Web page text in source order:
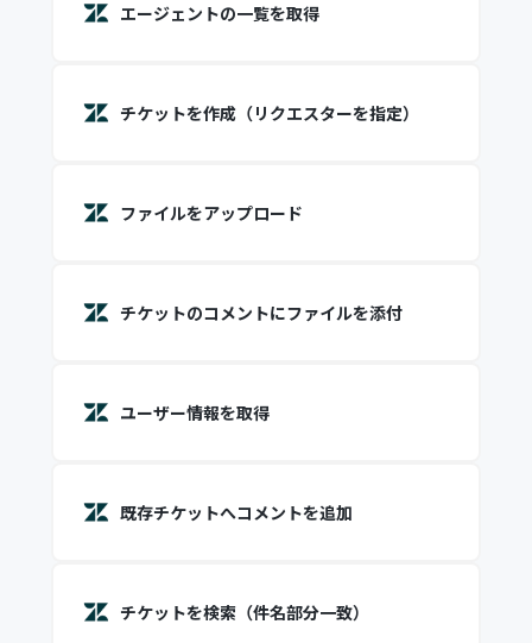
エージェントの一覧を取得
チケットを作成（リクエスターを指定）
ファイルをアップロード
チケットのコメントにファイルを添付
ユーザー情報を取得
既存チケットへコメントを追加
チケットを検索（件名部分一致）